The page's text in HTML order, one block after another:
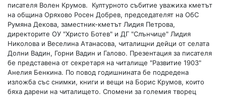
писателя Волен Крумов. Културното събитие уважиха кметът
на община Оряхово Росен Добрев, председателят на ОбС
Румяна Декова, заместник-кметът Лидия Петрова,
директорите ОУ "Христо Ботев" и ДГ "Слънчице" Лидия
Николова и Веселина Атанасова, читалищни дейци от селата
Долни Вадин, Горни Вадин и Галово. Презентация за писателя
бе представена от секретаря на читалище "Развитие 1903"
Анелия Бенкина. По повод годишнината бе подредена
изложба със снимки, книги и вещи на Борис Крумов, които
бяха дарени на читалището. Спомени за големия творец